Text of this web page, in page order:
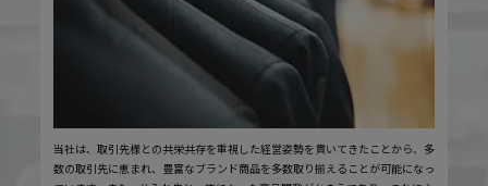
当社は、取引先様との共栄共存を重視した経営姿勢を貫いてきたことから、多
数の取引先に恵まれ、豊富なブランド商品を多数取り揃えることが可能になっ